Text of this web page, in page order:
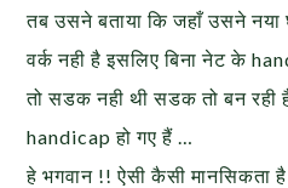
तब उसने बताया कि जहाँ उसने नया
वर्क नही है इसलिए बिना नेट के
तो सडक नही थी सडक तो बन रही
handicap हो गए हैं …
हे भगवान !! ऐसी कैसी मानसिकता